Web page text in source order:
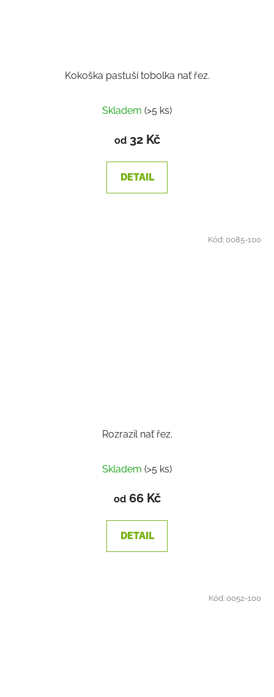
Kokoška pastuší tobolka nať řez.
Skladem (>5 ks)
od32 Kč
DETAIL
Rozrazil nať řez.
hodnocení
produktu
1,4
z
Skladem (>5 ks)
od66 Kč
DETAIL
Kód:0085-100
Kód:0052-100